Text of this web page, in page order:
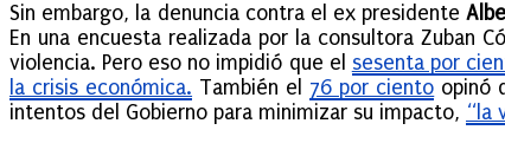
Sin embargo, la denuncia contra el ex presidente
En una encuesta realizada por la consultora Zuban
violencia. Pero eso no impidió que el sesenta por
la crisis económica. También el 76 por ciento opinó
intentos del Gobierno para minimizar su impacto, “la